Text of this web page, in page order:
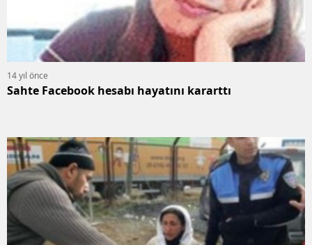
14 yıl önce
Sahte Facebook hesabı hayatını kararttı